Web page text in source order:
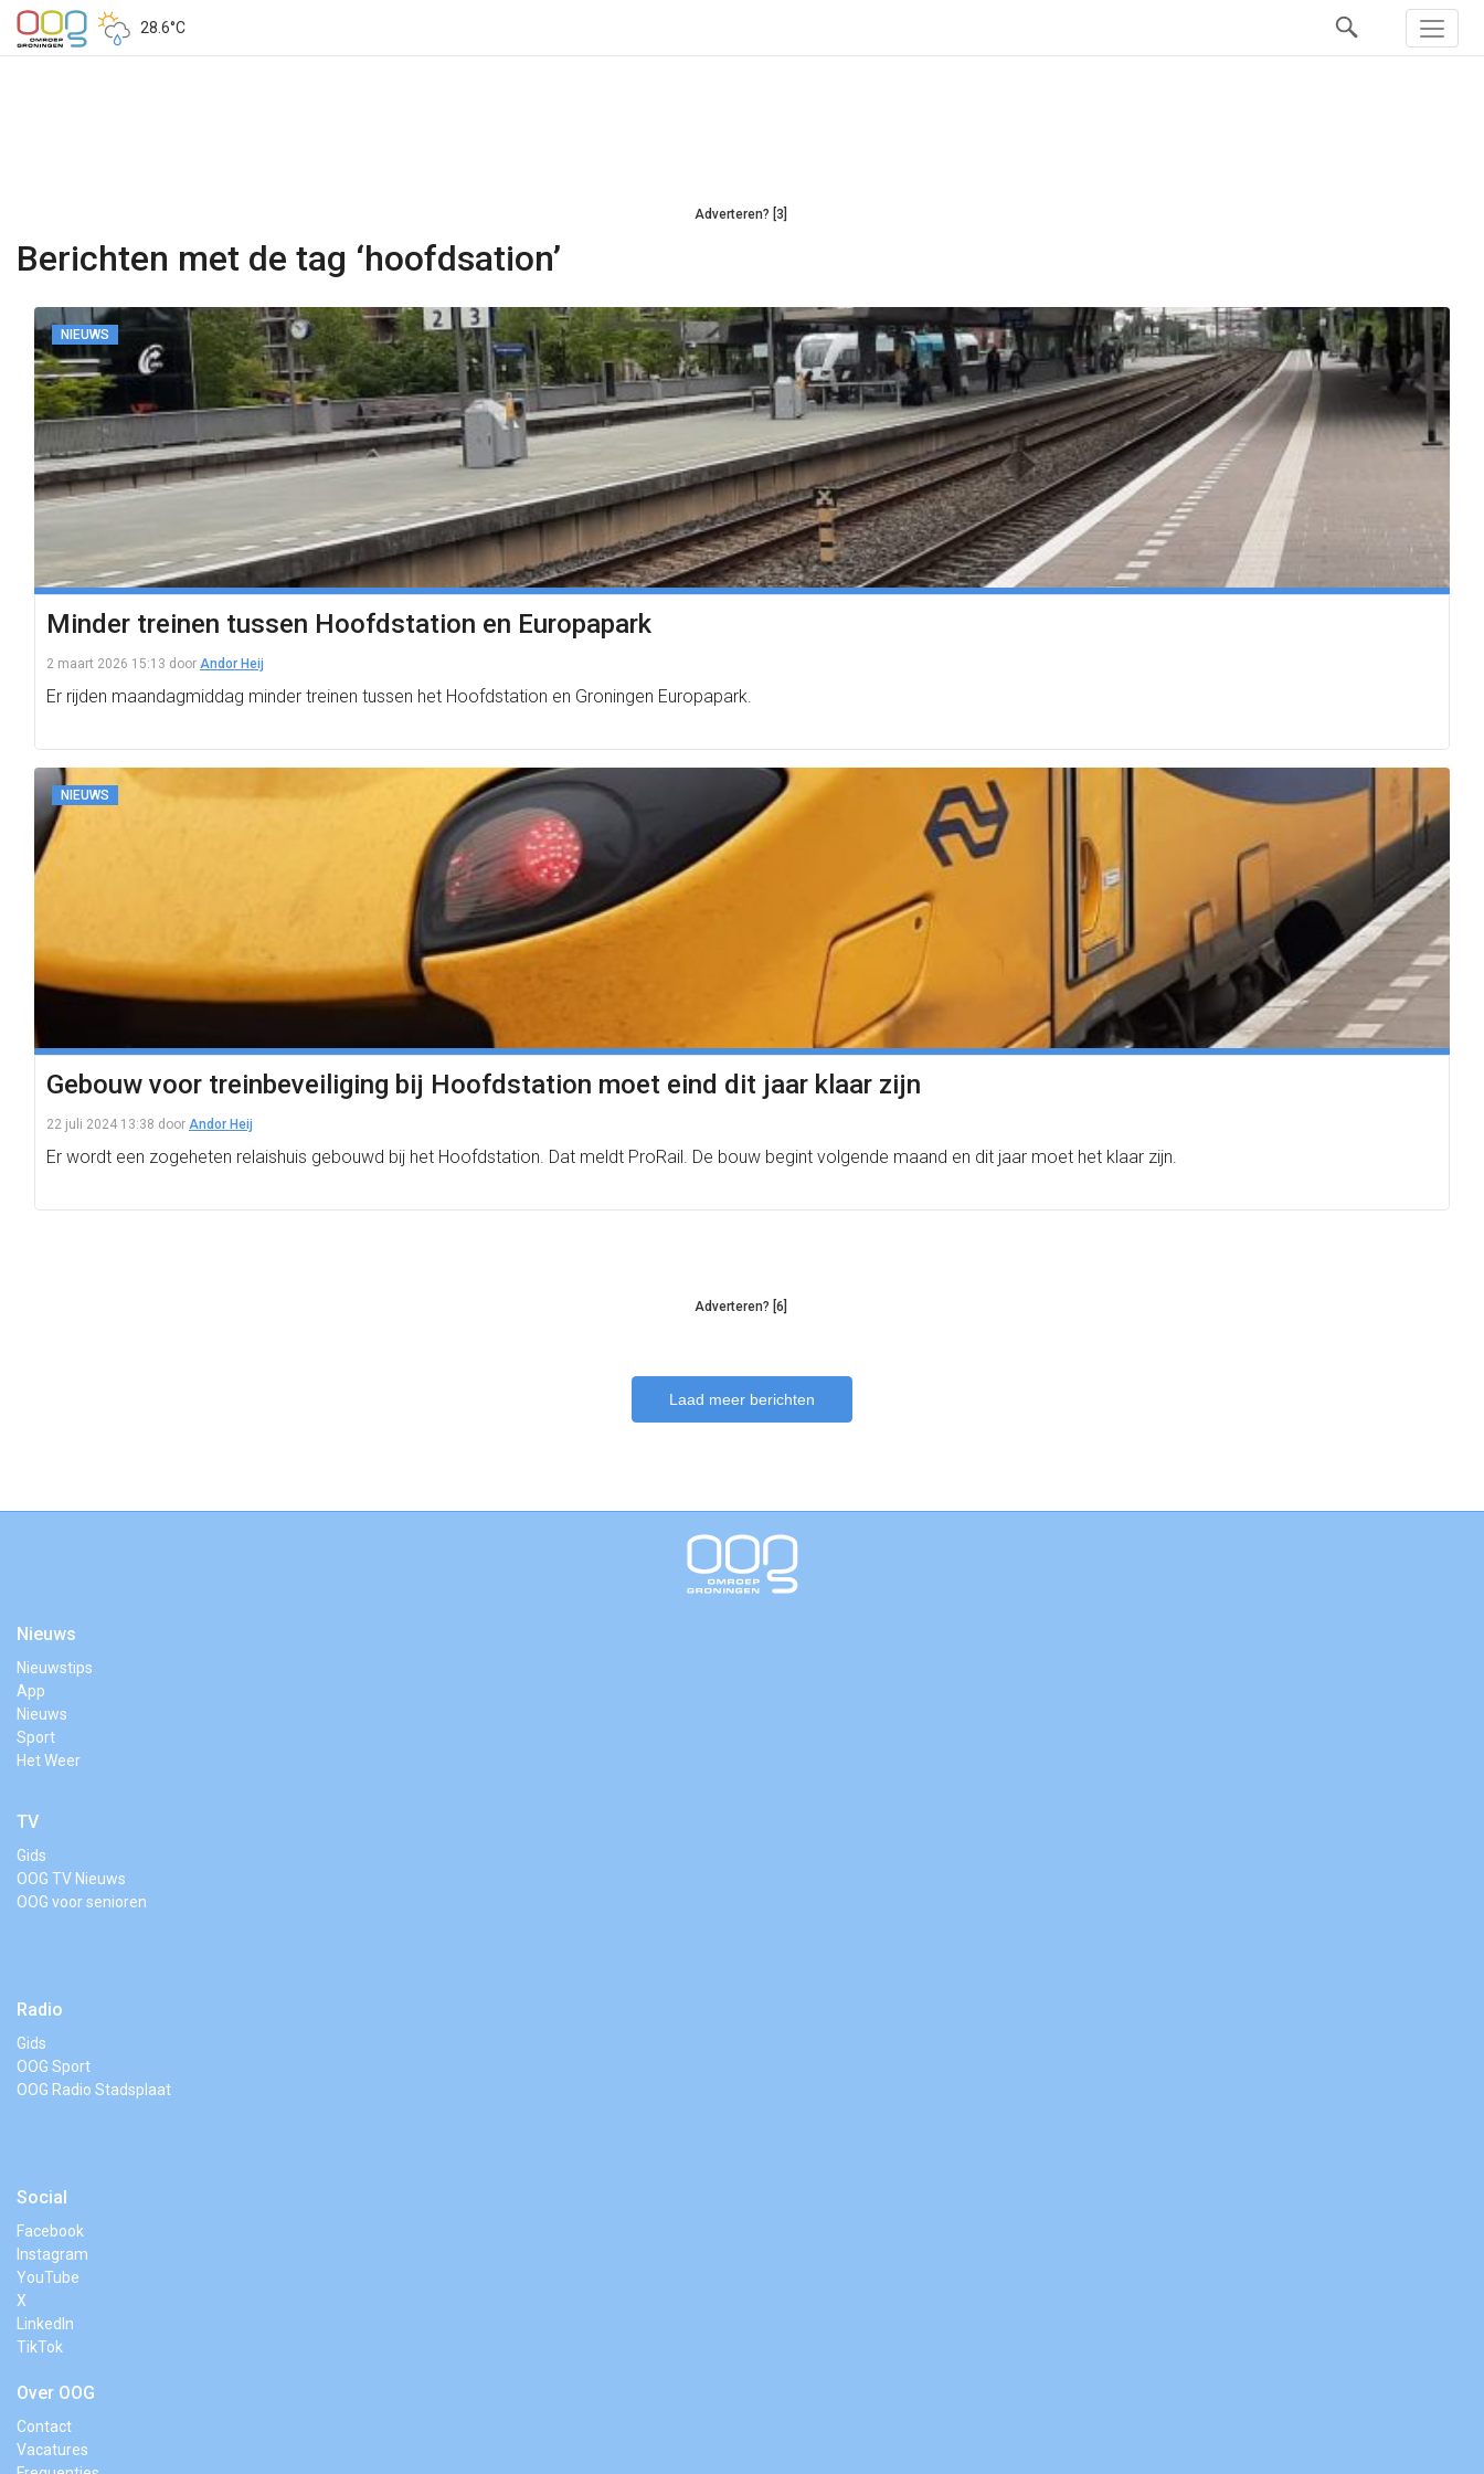
28.6°C
Adverteren? [3]
Berichten met de tag ‘hoofdsation’
NIEUWS
Minder treinen tussen Hoofdstation en Europapark
2 maart 2026 15:13 door Andor Heij
Er rijden maandagmiddag minder treinen tussen het Hoofdstation en Groningen Europapark.
NIEUWS
Gebouw voor treinbeveiliging bij Hoofdstation moet eind dit jaar klaar zijn
22 juli 2024 13:38 door Andor Heij
Er wordt een zogeheten relaishuis gebouwd bij het Hoofdstation. Dat meldt ProRail. De bouw begint volgende maand en dit jaar moet het klaar zijn.
Adverteren? [6]
Laad meer berichten
Nieuws
Nieuwstips
App
Nieuws
Sport
Het Weer
TV
Gids
OOG TV Nieuws
OOG voor senioren
Radio
Gids
OOG Sport
OOG Radio Stadsplaat
Social
Facebook
Instagram
YouTube
X
LinkedIn
TikTok
Over OOG
Contact
Vacatures